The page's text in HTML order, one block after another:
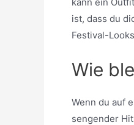
ist, dass du
Festival-
Wie
Wenn du auf
sengender